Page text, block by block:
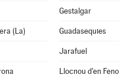
Gestalgar
(La) Guadasequies
Jarafuel
Llocnou d'en